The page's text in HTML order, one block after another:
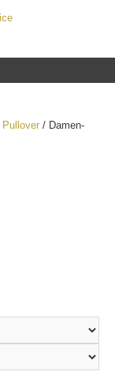
Pullover/ Damen-